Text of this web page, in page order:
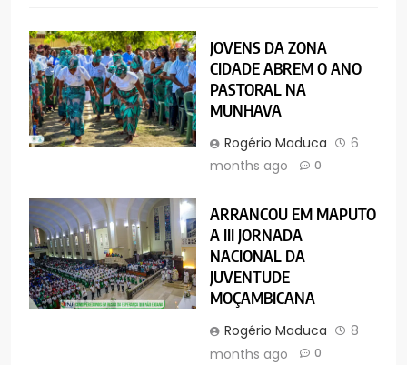
JOVENS DA ZONA
CIDADE ABREM O ANO
PASTORAL NA
MUNHAVA
Rogério Maduca
6
months ago
0
ARRANCOU EM MAPUTO
A III JORNADA
NACIONAL DA
JUVENTUDE
MOÇAMBICANA
Rogério Maduca
8
months ago
0